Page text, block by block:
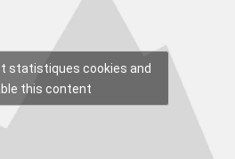
statistiques cookies and
this content